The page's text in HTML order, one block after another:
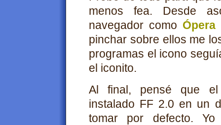
menos fea. Desde
navegador como Ópera
pinchar sobre ellos me
programas el icono
el iconito.
Al final, pensé que el
instalado FF 2.0 en un
tomar por defecto.